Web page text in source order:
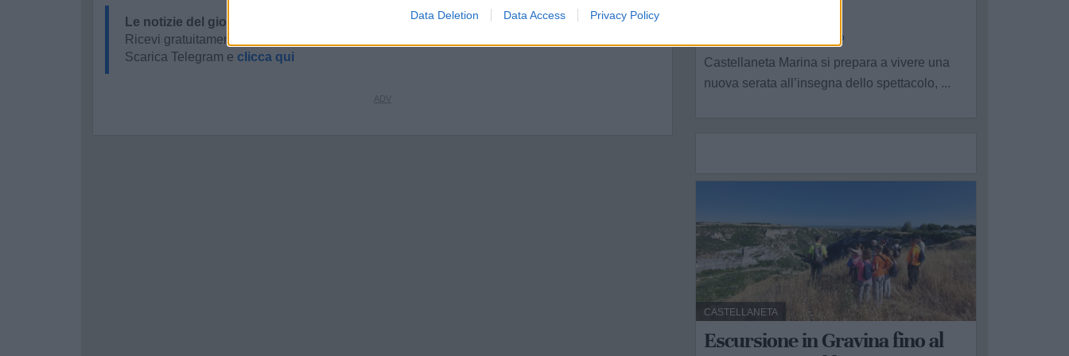
Data Deletion Data Access Privacy Policy
Le notizie del giorno sul tuo smartphone
Ricevi gratuitamente ogni giorno le notizie della tua città direttamente sul tuo smartphone.
Scarica Telegram e clicca qui
La Redazione - gio 30 luglio
Castellaneta Marina si prepara a vivere una
nuova serata all’insegna dello spettacolo, ...
CASTELLANETA
Escursione in Gravina fino al